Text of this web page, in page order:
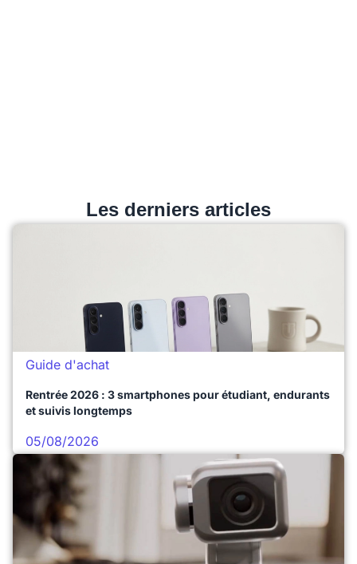
Les derniers articles
Guide d'achat
Rentrée 2026 : 3 smartphones pour étudiant, endurants
et suivis longtemps
05/08/2026